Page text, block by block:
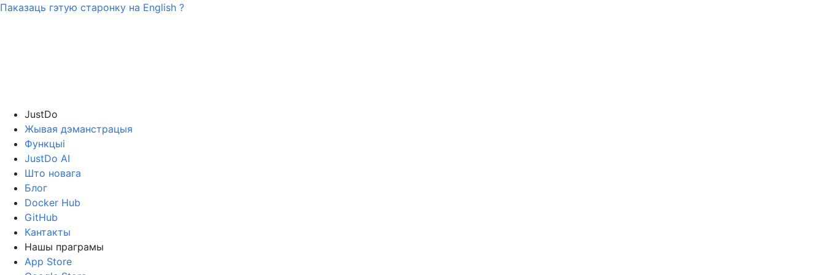
Паказаць гэтую старонку на English ?
JustDo
Жывая дэманстрацыя
Функцыі
JustDo AI
Што новага
Блог
Docker Hub
GitHub
Кантакты
Нашы праграмы
App Store